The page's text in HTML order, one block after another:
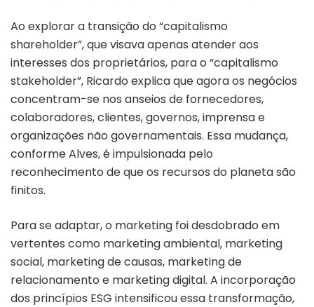
Ao explorar a transição do “capitalismo
shareholder”, que visava apenas atender aos
interesses dos proprietários, para o “capitalismo
stakeholder”, Ricardo explica que agora os negócios
concentram-se nos anseios de fornecedores,
colaboradores, clientes, governos, imprensa e
organizações não governamentais. Essa mudança,
conforme Alves, é impulsionada pelo
reconhecimento de que os recursos do planeta são
finitos.
Para se adaptar, o marketing foi desdobrado em
vertentes como marketing ambiental, marketing
social, marketing de causas, marketing de
relacionamento e marketing digital. A incorporação
dos princípios ESG intensificou essa transformação,